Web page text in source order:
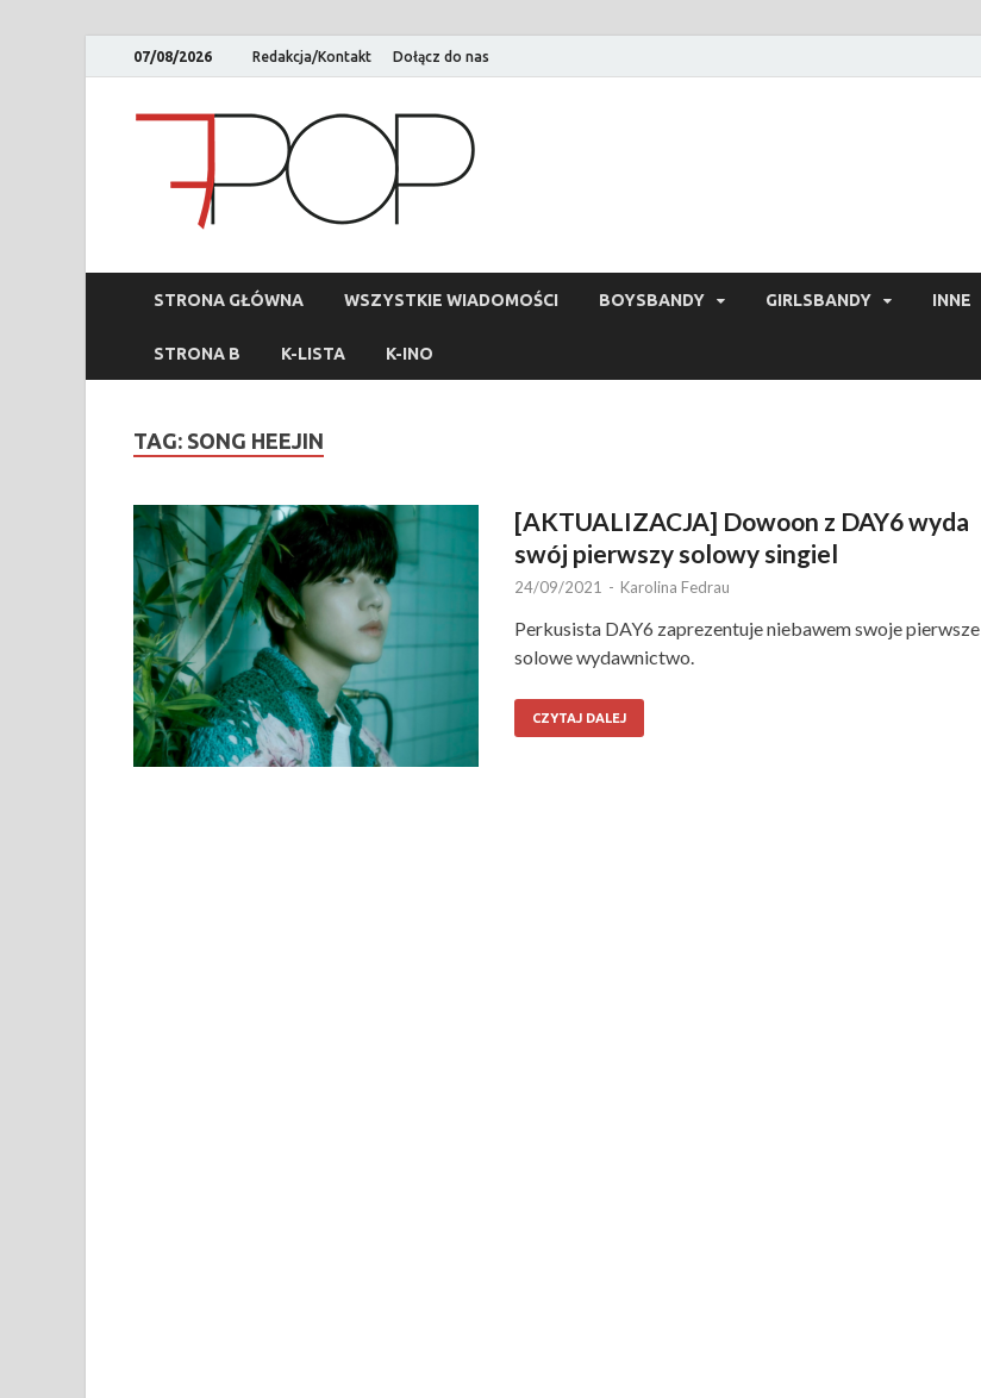
07/08/2026 Redakcja/Kontakt Dołącz do nas
STRONA GŁÓWNA WSZYSTKIE WIADOMOŚCI BOYSBANDY GIRLSBANDY INNE
STRONA B K-LISTA K-INO
TAG: SONG HEEJIN
[AKTUALIZACJA] Dowoon z DAY6 wyda
swój pierwszy solowy singiel
24/09/2021 - Karolina Fedrau
Perkusista DAY6 zaprezentuje niebawem swoje pierwsze
solowe wydawnictwo.
CZYTAJ DALEJ